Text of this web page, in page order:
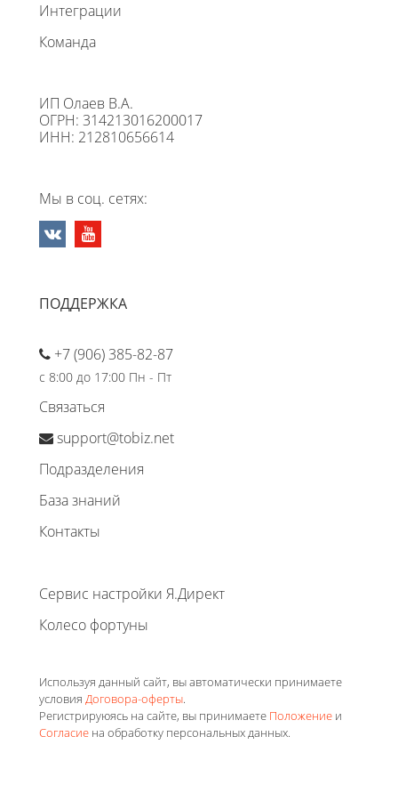
Интеграции
Команда
ИП Олаев В.А.
ОГРН: 314213016200017
ИНН: 212810656614
Мы в соц. сетях:
ПОДДЕРЖКА
+7 (906) 385-82-87
с 8:00 до 17:00 Пн - Пт
Связаться
support@tobiz.net
Подразделения
База знаний
Контакты
Сервис настройки Я.Директ
Колесо фортуны
Используя данный сайт, вы автоматически принимаете
условия Договора-оферты.
Регистрируюясь на сайте, вы принимаете Положение и
Согласие на обработку персональных данных.